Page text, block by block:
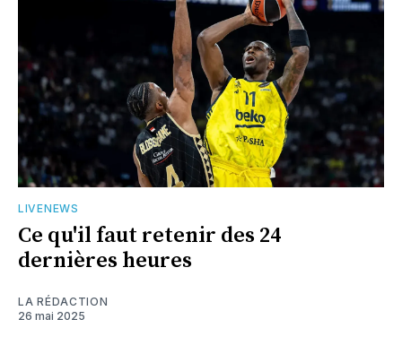
LIVENEWS
Ce qu'il faut retenir des 24
dernières heures
LA RÉDACTION
26 mai 2025